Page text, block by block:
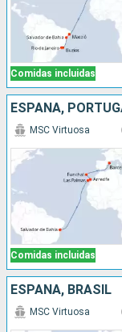
Comidas incluidas
ESPAÑA,
Comidas incluidas
MSC Virtuosa
ESPAÑA, BRASIL
MSC Virtuosa